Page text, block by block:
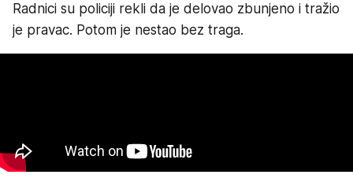
Radnici su policiji rekli da je delovao zbunjeno i tražio
je pravac. Potom je nestao bez traga.